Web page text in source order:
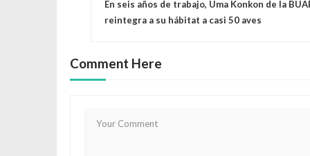
v
En seis años de trabajo, Uma Konkon de la
reintegra a su hábitat a casi 50 aves
Comment Here